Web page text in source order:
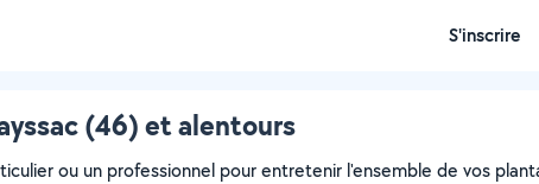
S'inscrire
(46) et alentours
ou un professionnel pour entretenir l'ensemble de vos